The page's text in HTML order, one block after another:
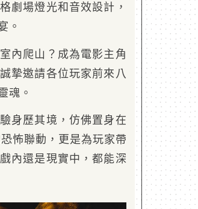
劇場燈光和音效設計，
。
內爬山？成為電影主角
摯邀請各位玩家前來八
魂。
身歷其境，仿佛置身在
怖聯動，更是為玩家帶
內還是現實中，都能深